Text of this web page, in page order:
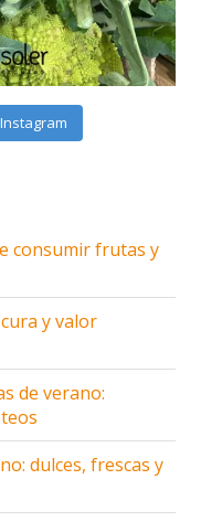
consumir frutas y
y valor
de verano:
dulces, frescas y